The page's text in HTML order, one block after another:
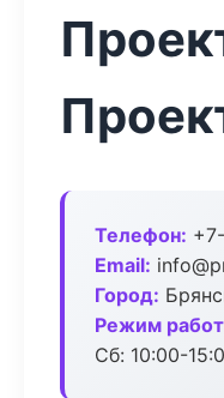
Телефон:
Email:
Город:
Режим
Сб: 10:00-